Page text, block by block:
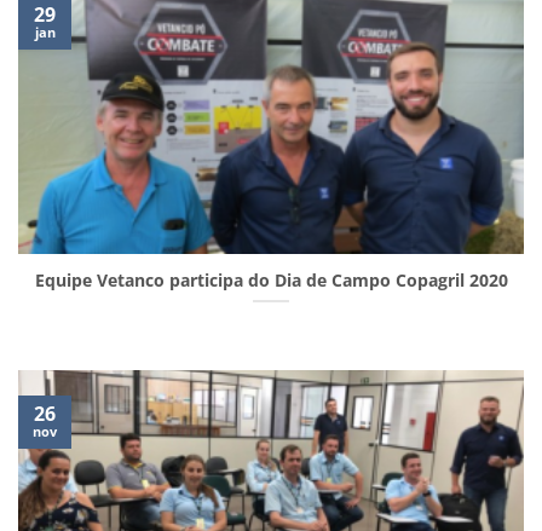
Equipe Vetanco participa do Dia de Campo Copagril 2020
29
jan
26
nov